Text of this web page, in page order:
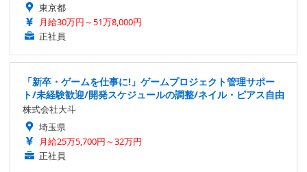
東京都
月給30万円～51万8,000円
正社員
「新卒・ゲームを仕事に!」ゲームプロジェクト管理サポー
ト/未経験歓迎/開発スケジュールの調整/ネイル・ピアス自由
株式会社大斗
埼玉県
月給25万5,700円～32万円
正社員